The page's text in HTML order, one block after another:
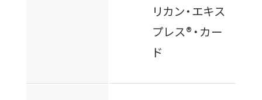
リカン・エキス
プレス®・カー
ド